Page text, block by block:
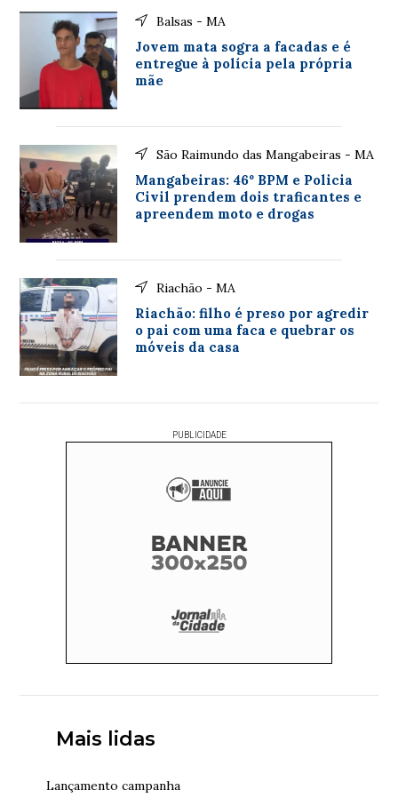
Balsas - MA
Jovem mata sogra a facadas e é
entregue à polícia pela própria
mãe
São Raimundo das Mangabeiras - MA
Mangabeiras: 46º BPM e Policia
Civil prendem dois traficantes e
apreendem moto e drogas
Riachão - MA
Riachão: filho é preso por agredir
o pai com uma faca e quebrar os
móveis da casa
PUBLICIDADE
Mais lidas
Lançamento campanha